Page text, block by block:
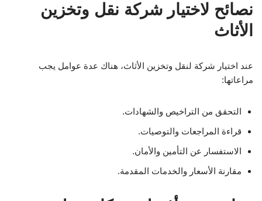
نصائح لاختيار شركة نقل وتخزين
الأثاث
عند اختيار شركة لنقل وتخزين الأثاث، هناك عدة عوامل يجب
مراعاتها:
التحقق من التراخيص والشهادات.
قراءة المراجعات والتوصيات.
الاستفسار عن التأمين والأمان.
مقارنة الأسعار والخدمات المقدمة.